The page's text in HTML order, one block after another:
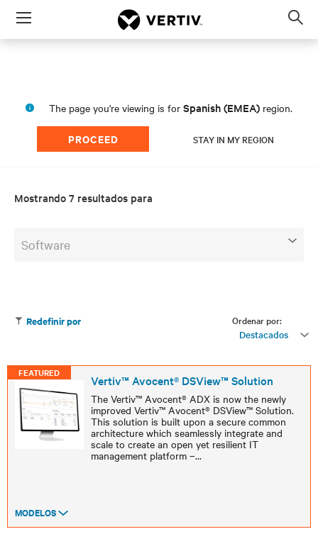
Menu
The page you're viewing is for Spanish (EMEA) region.
PROCEED STAY IN MY REGION
Mostrando 7 resultados para
Software
Ordenar por:
Destacados
Redefinir por
FEATURED Vertiv™ Avocent® DSView™ Solution
The Vertiv™ Avocent® ADX is now the newly
improved Vertiv™ Avocent® DSView™ Solution.
This solution is built upon a secure common
architecture which seamlessly integrate and
scale to create an open yet resilient IT
management platform –...
MODELOS